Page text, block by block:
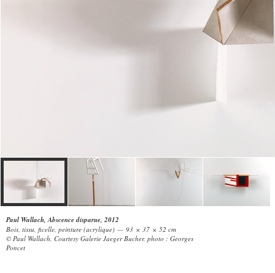
Paul Wallach, Abscence disparue, 2012
Bois, tissu, ficelle, peinture (acrylique) — 93 × 37 × 52 cm
© Paul Wallach, Courtesy Galerie Jaeger Bucher, photo : Georges
Poncet